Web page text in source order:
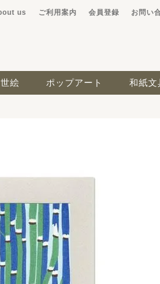
us ご利用案内 会員登録 お問い
絵 ポップアート 和紙文